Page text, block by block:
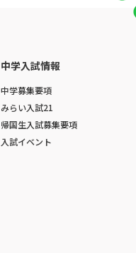
中学入試情報
中学募集要項
みらい入試21
帰国生入試募集要項
入試イベント